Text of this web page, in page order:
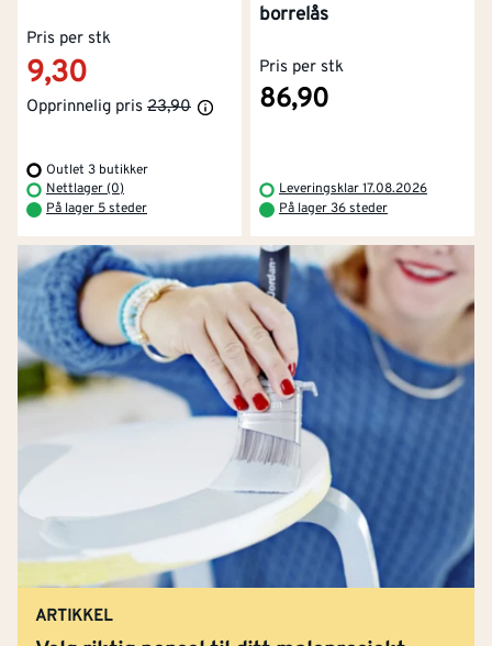
Pris per stk
9,30
Opprinnelig pris 23,90
Outlet 3 butikker
Nettlager (0)
På lager 5 steder
borrelås
Pris per stk
86,90
Leveringsklar 17.08.2026
På lager 36 steder
ARTIKKEL